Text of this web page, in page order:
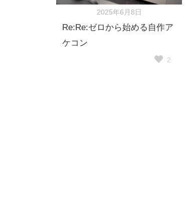
2025年6月8日
Re:Re:ゼロから始める自作ア
ケコン
2